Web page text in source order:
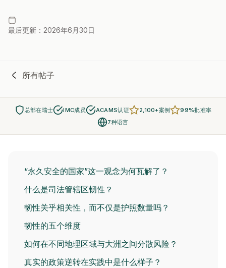
最后更新：2026年6月30日
所有帖子
总部在瑞士 IMC成员 ACAMS认证 2,100+案例
99%批准率
7种语言
“永久安全的国家”这一观念为何瓦解了？
什么是司法管辖区韧性？
韧性关乎相关性，而不仅是护照数量吗？
韧性的五个维度
如何在不同地理区域与大洲之间分散风险？
真实的政策逆转在实践中是什么样子？